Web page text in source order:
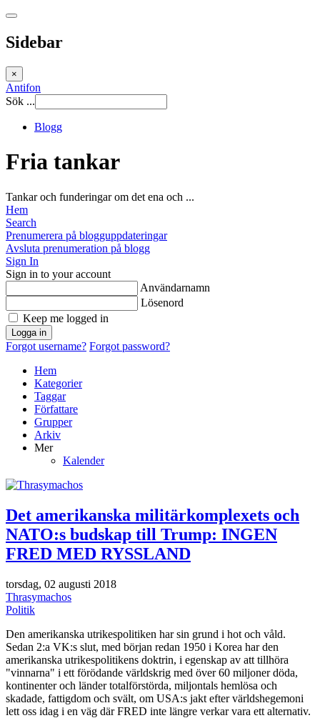
Sidebar
×
Antifon
Sök ...
Blogg
Fria tankar
Tankar och funderingar om det ena och ...
Hem
Search
Prenumerera på blogguppdateringar
Avsluta prenumeration på blogg
Sign In
Sign in to your account
Användarnamn
Lösenord
Keep me logged in
Logga in
Forgot username? Forgot password?
Hem
Kategorier
Taggar
Författare
Grupper
Arkiv
Mer
Kalender
Det amerikanska militärkomplexets och
NATO:s budskap till Trump: INGEN
FRED MED RYSSLAND
torsdag, 02 augusti 2018
Thrasymachos
Politik
Den amerikanska utrikespolitiken har sin grund i hot och våld.
Sedan 2:a VK:s slut, med början redan 1950 i Korea har den
amerikanska utrikespolitikens doktrin, i egenskap av att tillhöra
"vinnarna" i ett förödande världskrig med över 60 miljoner döda,
kontinenter och länder totalförstörda, miljontals hemlösa och
skadade, fattigdom och svält, om USA:s jakt efter världshegemoni
lett oss idag i en väg där FRED inte längre verkar vara ett alternativ.